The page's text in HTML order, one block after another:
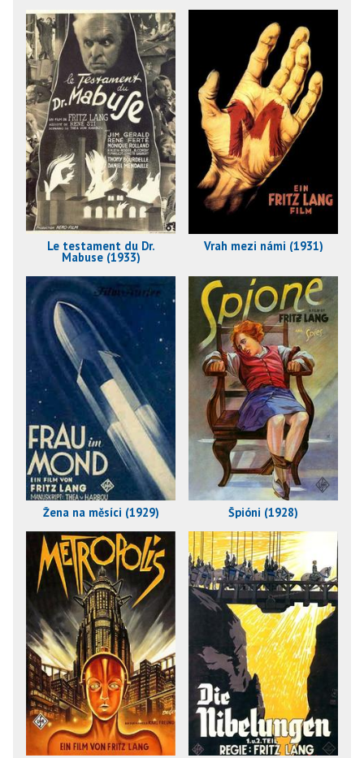
Le testament du Dr.
Mabuse (1933)
Vrah mezi námi (1931)
Žena na měsíci (1929) Špióni (1928)